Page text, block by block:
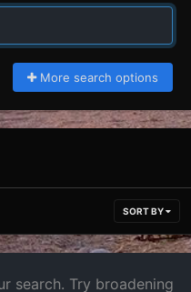
More search options
SORT BY
search. Try broadening